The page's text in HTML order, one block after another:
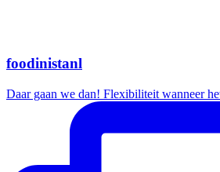
foodinistanl
Daar gaan we dan! Flexibiliteit wanneer